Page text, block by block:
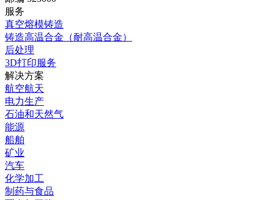
服务
真空熔模铸造
铸造高温合金（耐高温合金）
后处理
3D打印服务
解决方案
航空航天
电力生产
石油和天然气
能源
船舶
矿业
汽车
化学加工
制药与食品